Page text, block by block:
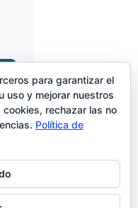
para garantizar el
uso y mejorar nuestros
rechazar las no
Política de